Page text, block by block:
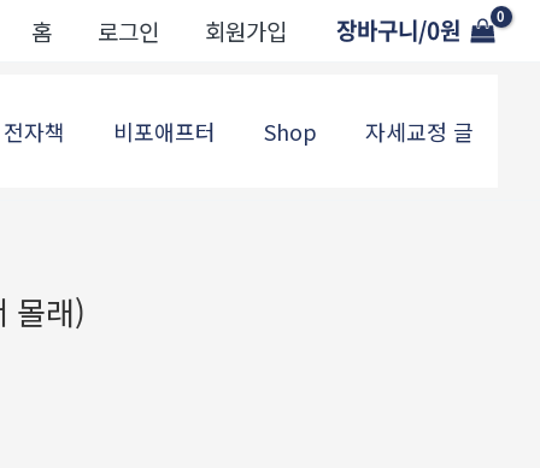
홈 로그인 회원가입 장바구니/0원
전자책 비포애프터 Shop 자세교정 글
몰래)